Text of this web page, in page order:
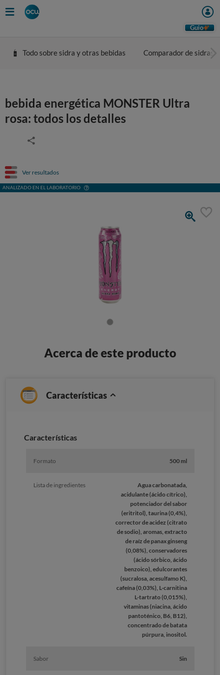
Guio
Todo sobre sidra y otras bebidas Comparador de sidras
bebida energética MONSTER Ultra
rosa: todos los detalles
Ver resultados
ANALIZADO EN EL LABORATORIO
Acerca de este producto
Características
Caracterí­sticas
Formato 500 ml
Lista de ingredientes
Agua carbonatada,
acidulante (ácido cítrico),
potenciador del sabor
(eritritol), taurina (0,4%),
corrector de acidez (citrato
de sodio), aromas, extracto
de raíz de panax ginseng
(0,08%), conservadores
(ácido sórbico, ácido
benzoico), edulcorantes
(sucralosa, acesulfamo K),
cafeína (0,03%), L-carnitina
L-tartrato (0,015%),
vitaminas (niacina, ácido
pantoténico, B6, B12),
concentrado de batata
púrpura, inositol.
Sabor Sin